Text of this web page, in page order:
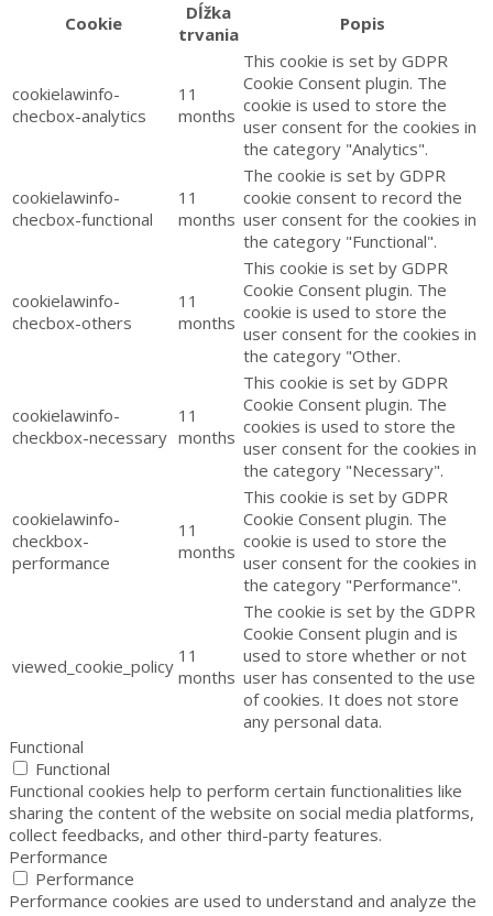
Cookie
Dĺžka
trvania
Popis
cookielawinfo-
checbox-analytics
11
months
This cookie is set by GDPR
Cookie Consent plugin. The
cookie is used to store the
user consent for the cookies in
the category "Analytics".
cookielawinfo-
checbox-functional
11
months
The cookie is set by GDPR
cookie consent to record the
user consent for the cookies in
the category "Functional".
cookielawinfo-
checbox-others
11
months
This cookie is set by GDPR
Cookie Consent plugin. The
cookie is used to store the
user consent for the cookies in
the category "Other.
cookielawinfo-
checkbox-necessary
11
months
This cookie is set by GDPR
Cookie Consent plugin. The
cookies is used to store the
user consent for the cookies in
the category "Necessary".
cookielawinfo-
checkbox-
performance
11
months
This cookie is set by GDPR
Cookie Consent plugin. The
cookie is used to store the
user consent for the cookies in
the category "Performance".
viewed_cookie_policy 11
months
The cookie is set by the GDPR
Cookie Consent plugin and is
used to store whether or not
user has consented to the use
of cookies. It does not store
any personal data.
Functional
Functional
Functional cookies help to perform certain functionalities like
sharing the content of the website on social media platforms,
collect feedbacks, and other third-party features.
Performance
Performance
Performance cookies are used to understand and analyze the